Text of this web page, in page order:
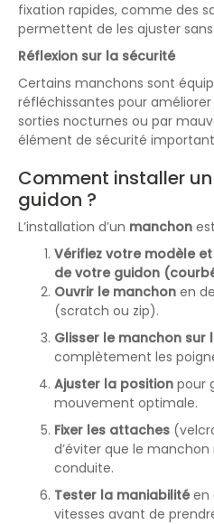
fixation rapides, comme des
permettent de les ajuster
Réflexion sur la sécurité
Certains manchons sont
réfléchissantes pour améliorer
sorties nocturnes ou par
élément de sécurité
Comment installer
guidon ?
L’installation d’un manchon
Vérifiez votre modèle
de votre guidon
Ouvrir le manchon en
(scratch ou zip).
Glisser le manchon sur
complètement les
Ajuster la position pour
mouvement optimale.
Fixer les attaches
d’éviter que le
conduite.
Tester la maniabilitéen
vitesses avant de